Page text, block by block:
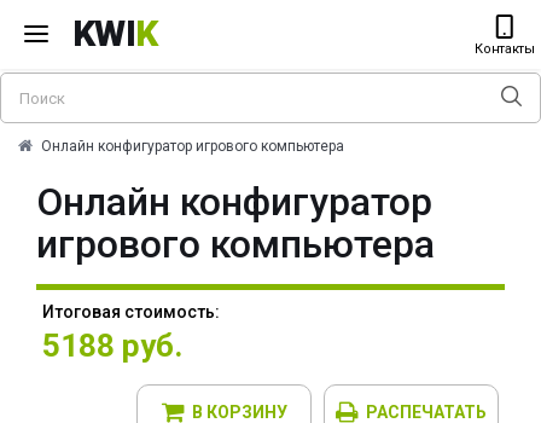
KWIK Контакты
Онлайн конфигуратор игрового компьютера
Онлайн конфигуратор
игрового компьютера
Итоговая стоимость:
5188 руб.
В КОРЗИНУ РАСПЕЧАТАТЬ